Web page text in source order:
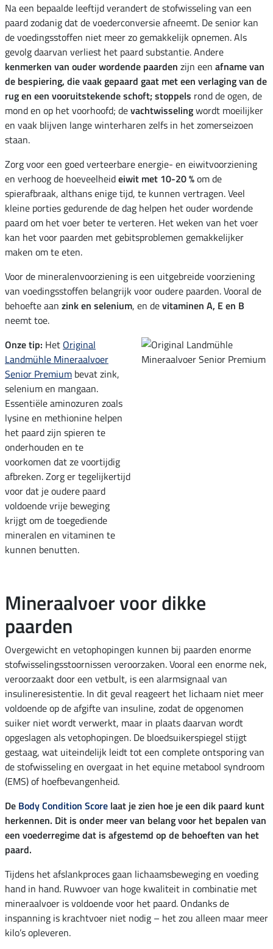
Na een bepaalde leeftijd verandert de stofwisseling van een
paard zodanig dat de voederconversie afneemt. De senior kan
de voedingsstoffen niet meer zo gemakkelijk opnemen. Als
gevolg daarvan verliest het paard substantie. Andere
kenmerken van ouder wordende paarden zijn een afname van
de bespiering, die vaak gepaard gaat met een verlaging van de
rug en een vooruitstekende schoft;stoppels rond de ogen, de
mond en op het voorhoofd; devachtwisselingwordt moeilijker
en vaak blijven lange winterharen zelfs in het zomerseizoen
staan.
Zorg voor een goed verteerbare energie- en eiwitvoorziening
en verhoog de hoeveelheideiwit met 10-20 %om de
spierafbraak, althans enige tijd, te kunnen vertragen. Veel
kleine porties gedurende de dag helpen het ouder wordende
paard om het voer beter te verteren. Het weken van het voer
kan het voor paarden met gebitsproblemen gemakkelijker
maken om te eten.
Voor de mineralenvoorziening is een uitgebreide voorziening
van voedingsstoffen belangrijk voor oudere paarden. Vooral de
behoefte aan zink en selenium, en devitaminen A, E en B
neemt toe.
Onze tip: Het Original
Landmühle Mineraalvoer
Senior Premium bevat zink,
selenium en mangaan.
Essentiële aminozuren zoals
lysine en methionine helpen
het paard zijn spieren te
onderhouden en te
voorkomen dat ze voortijdig
afbreken. Zorg er tegelijkertijd
voor dat je oudere paard
voldoende vrije beweging
krijgt om de toegediende
mineralen en vitaminen te
kunnen benutten.
Mineraalvoer voor dikke
paarden
Overgewicht en vetophopingen kunnen bij paarden enorme
stofwisselingsstoornissen veroorzaken. Vooral een enorme nek,
veroorzaakt door een vetbult, is een alarmsignaal van
insulineresistentie. In dit geval reageert het lichaam niet meer
voldoende op de afgifte van insuline, zodat de opgenomen
suiker niet wordt verwerkt, maar in plaats daarvan wordt
opgeslagen als vetophopingen. De bloedsuikerspiegel stijgt
gestaag, wat uiteindelijk leidt tot een complete ontsporing van
de stofwisseling en overgaat in het equine metabool syndroom
(EMS) of hoefbevangenheid.
De Body Condition Score laat je zien hoe je een dik paard kunt
herkennen. Dit is onder meer van belang voor het bepalen van
een voederregime dat is afgestemd op de behoeften van het
paard.
Tijdens het afslankproces gaan lichaamsbeweging en voeding
hand in hand. Ruwvoer van hoge kwaliteit in combinatie met
mineraalvoer is voldoende voor het paard. Ondanks de
inspanning is krachtvoer niet nodig – het zou alleen maar meer
kilo’s opleveren.